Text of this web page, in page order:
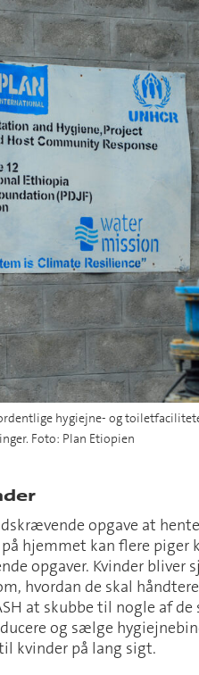
hygiejne- og
Foto: Plan Etiopien
opgave at
hjemmet kan flere piger
opgaver. Kvinder
hvordan de skal
at skubbe til nogle af
og sælge
kvinder på lang sigt.